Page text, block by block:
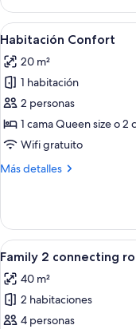
estudio
junior
Ver
todas
las
fotos
de
Habitación
Confort
14
Habitación Confort
20 m²
1 habitación
2 personas
1 cama Queen size o 2
Wifi gratuito
Más detalles
Más
Confort
Ver
todas
las
fotos
de
12
Family 2 connecting
40 m²
2 habitaciones
4 personas